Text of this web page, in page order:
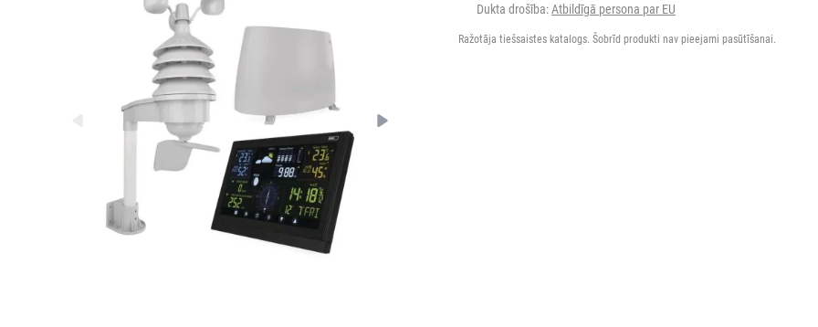
Dukta drošība:Atbildīgā persona par EU
Ražotāja tiešsaistes katalogs. Šobrīd produkti nav pieejami pasūtīšanai.